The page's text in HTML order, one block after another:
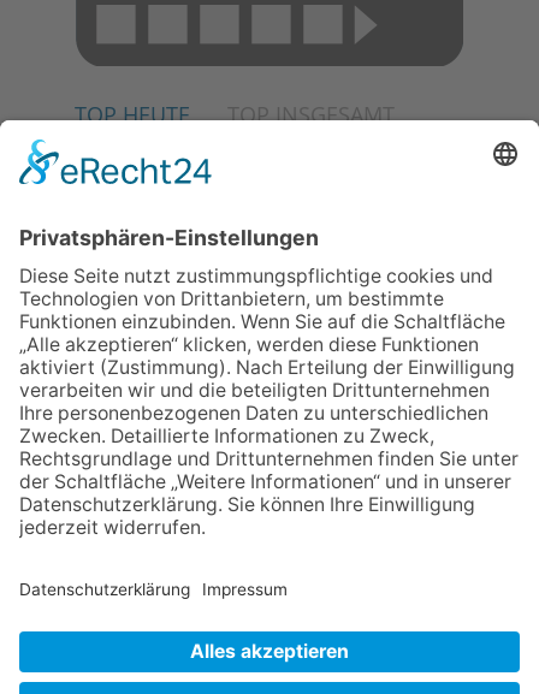
TOP HEUTE TOP INSGESAMT
02.07.2026
04.06.2026
Junge Musiker erringen Sieg
beim Mendelssohn-
Wettbewerb
23.07.2026
Partnerschaftsverein
Kronberg-Aberystwyth feiert
30-Jähriges
06.08.2026
„Die Globale Märchenstraße“:
Workshopreihe in der
Stadtbücherei
13.05.2026
GEWINNSPIEL
NACH OBEN